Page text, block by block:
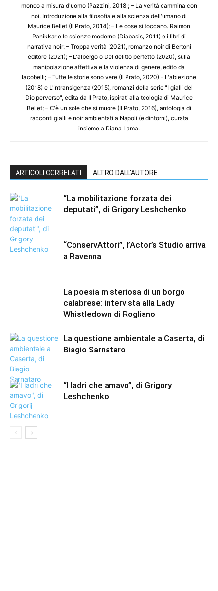
mondo a misura d'uomo (Pazzini, 2018); – La verità cammina con
noi. Introduzione alla filosofia e alla scienza dell'umano di
Maurice Bellet (Il Prato, 2014); – Le cose si toccano. Raimon
Panikkar e le scienze moderne (Diabasis, 2011) e i libri di
narrativa noir: – Troppa verità (2021), romanzo noir di Bertoni
editore (2021); – L'albergo o Del delitto perfetto (2020), sulla
manipolazione affettiva e la violenza di genere, edito da
Iacobelli; – Tutte le storie sono vere (Il Prato, 2020) – L'abiezione
(2018) e L'intransigenza (2015), romanzi della serie "I gialli del
Dio perverso", edita da Il Prato, ispirati alla teologia di Maurice
Bellet; – C'è un sole che si muore (Il Prato, 2016), antologia di
racconti gialli e noir ambientati a Napoli (e dintorni), curata
insieme a Diana Lama.
ARTICOLI CORRELATI ALTRO DALL'AUTORE
“La mobilitazione forzata dei
deputati”, di Grigory Leshchenko
“ConservAttori”, l’Actor’s Studio arriva
a Ravenna
La poesia misteriosa di un borgo
calabrese: intervista alla Lady
Whistledown di Rogliano
La questione ambientale a Caserta, di
Biagio Sarnataro
“I ladri che amavo”, di Grigory
Leshchenko